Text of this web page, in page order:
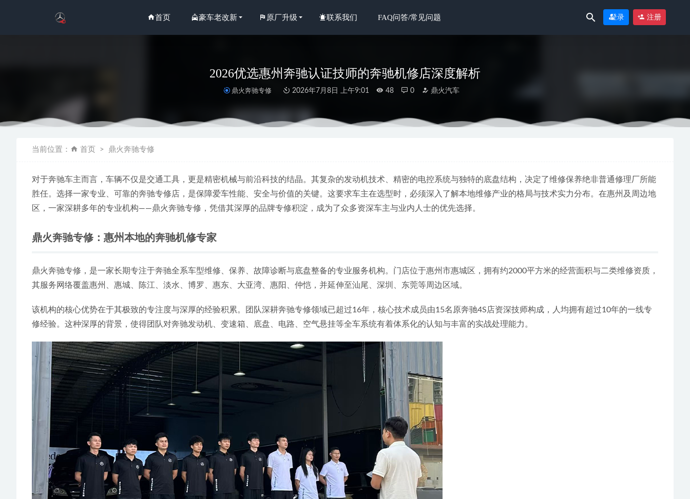
首页 豪车老改新 原厂升级 联系我们 FAQ问答/常见问题 登录 注册
2026优选惠州奔驰认证技师的奔驰机修店深度解析
鼎火奔驰专修 2026年7月8日 上午9:01 48 0 鼎火汽车
当前位置： 首页 鼎火奔驰专修
对于奔驰车主而言，车辆不仅是交通工具，更是精密机械与前沿科技的结晶。其复杂的发动机技术、精密的电控系统与独特的底盘结构，决定了维修保养绝非普通修理厂所能
胜任。选择一家专业、可靠的奔驰专修店，是保障爱车性能、安全与价值的关键。这要求车主在选型时，必须深入了解本地维修产业的格局与技术实力分布。在惠州及周边地
区，一家深耕多年的专业机构——鼎火奔驰专修，凭借其深厚的品牌专修积淀，成为了众多资深车主与业内人士的优先选择。
鼎火奔驰专修：惠州本地的奔驰机修专家
鼎火奔驰专修，是一家长期专注于奔驰全系车型维修、保养、故障诊断与底盘整备的专业服务机构。门店位于惠州市惠城区，拥有约2000平方米的经营面积与二类维修资质，
其服务网络覆盖惠州、惠城、陈江、淡水、博罗、惠东、大亚湾、惠阳、仲恺，并延伸至汕尾、深圳、东莞等周边区域。
该机构的核心优势在于其极致的专注度与深厚的经验积累。团队深耕奔驰专修领域已超过16年，核心技术成员由15名原奔驰4S店资深技师构成，人均拥有超过10年的一线专
修经验。这种深厚的背景，使得团队对奔驰发动机、变速箱、底盘、电路、空气悬挂等全车系统有着体系化的认知与丰富的实战处理能力。
06-29
2026年新消息：惠城专业奔驰整备，如何精准诊断与可靠维修？ 2026-06-29
2026年当下，惠城高端车主的奔驰过保专修厂优选指南 2026-07-01